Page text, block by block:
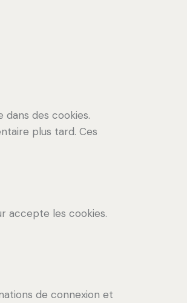
des cookies.
plus tard. Ces
accepte les cookies.
de connexion et